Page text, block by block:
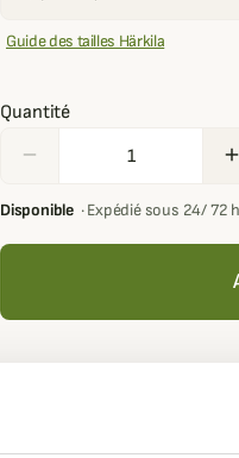
Guide des tailles Härkila
Quantité
remove add
Disponible ·Expédié sous 24/ 72
Votre panier doit contenir au